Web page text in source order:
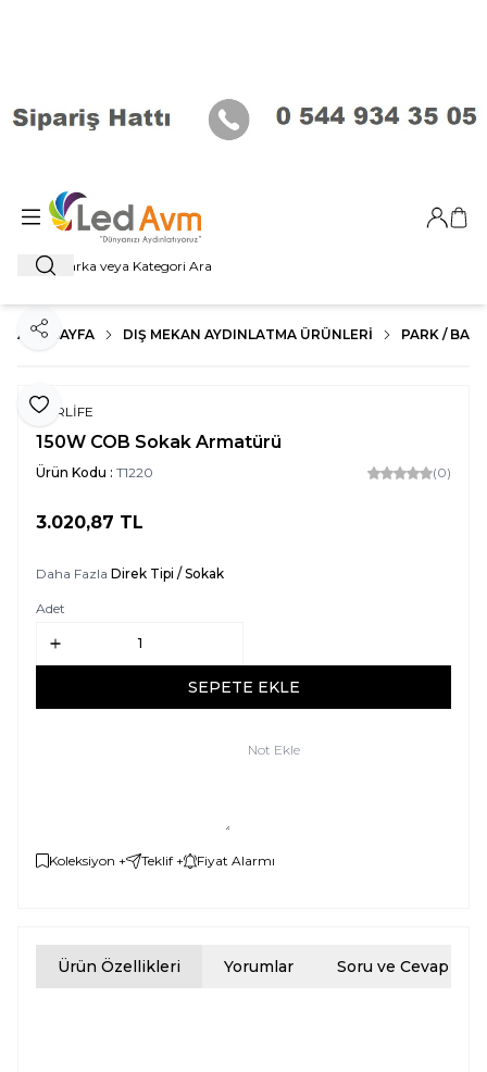
Ara
Giriş
ANA SAYFA DIŞ MEKAN AYDINLATMA ÜRÜNLERI PARK /
Favoriye Ekle
Paylaş
FORLİFE
150W COB Sokak Armatürü
Ürün Kodu : T1220 (0)
3.020,87 TL
Daha Fazla Direk Tipi / Sokak
Adet
SEPETE EKLE
Not Ekle
Koleksiyon + Teklif + Fiyat Alarmı
Ürün Özellikleri Yorumlar Soru ve Cevap